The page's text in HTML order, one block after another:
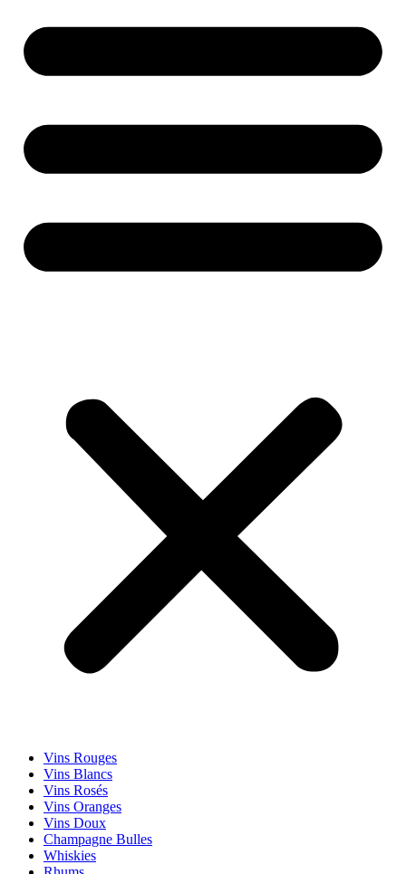
Vins Rouges
Vins Blancs
Vins Rosés
Vins Oranges
Vins Doux
Champagne Bulles
Whiskies